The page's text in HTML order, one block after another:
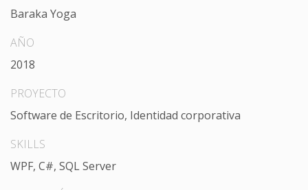
Baraka Yoga
AÑO
2018
PROYECTO
Software de Escritorio, Identidad corporativa
SKILLS
WPF, C#, SQL Server